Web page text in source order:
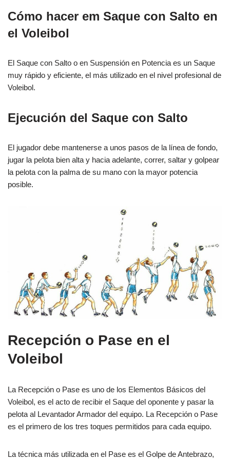
Cómo hacer em Saque con Salto en
el Voleibol
El Saque con Salto o en Suspensión en Potencia es un Saque
muy rápido y eficiente, el más utilizado en el nivel profesional de
Voleibol.
Ejecución del Saque con Salto
El jugador debe mantenerse a unos pasos de la línea de fondo,
jugar la pelota bien alta y hacia adelante, correr, saltar y golpear
la pelota con la palma de su mano con la mayor potencia
posible.
Recepción o Pase en el
Voleibol
La Recepción o Pase es uno de los Elementos Básicos del
Voleibol, es el acto de recibir el Saque del oponente y pasar la
pelota al Levantador Armador del equipo. La Recepción o Pase
es el primero de los tres toques permitidos para cada equipo.
La técnica más utilizada en el Pase es el Golpe de Antebrazo,